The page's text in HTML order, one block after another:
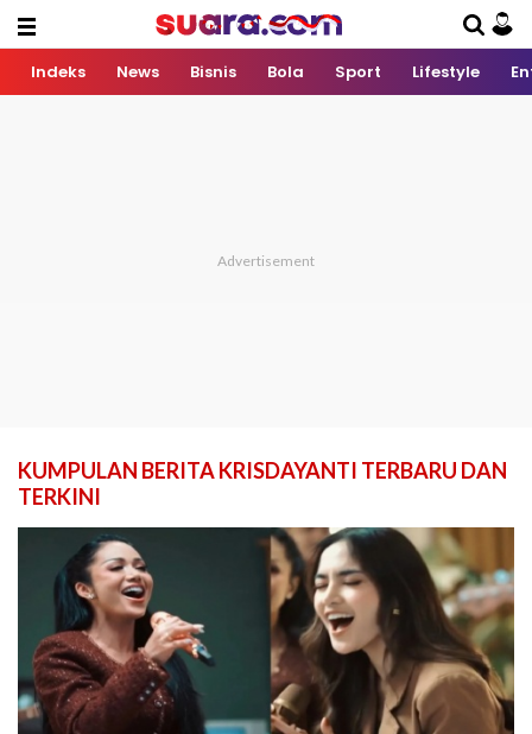
Indeks News Bisnis Bola Sport Lifestyle
KUMPULAN BERITA KRISDAYANTI TERBARU DAN
TERKINI